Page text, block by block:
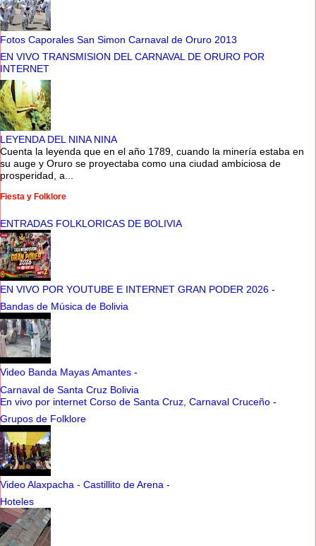
Fotos Caporales San Simon Carnaval de Oruro 2013
EN VIVO TRANSMISION DEL CARNAVAL DE ORURO POR
INTERNET
LEYENDA DEL NINA NINA
Cuenta la leyenda que en el año 1789, cuando la minería estaba en
su auge y Oruro se proyectaba como una ciudad ambiciosa de
prosperidad, a...
Fiesta y Folklore
ENTRADAS FOLKLORICAS DE BOLIVIA
EN VIVO POR YOUTUBE E INTERNET GRAN PODER 2026 -
Bandas de Música de Bolivia
Video Banda Mayas Amantes -
Carnaval de Santa Cruz Bolivia
En vivo por internet Corso de Santa Cruz, Carnaval Cruceño -
Grupos de Folklore
Video Alaxpacha - Castillito de Arena -
Hoteles